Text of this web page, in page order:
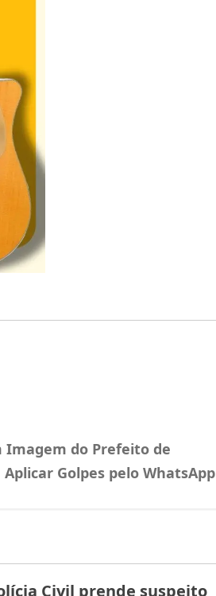
Imagem do Prefeito de
Golpes pelo WhatsApp
Civil prende suspeito